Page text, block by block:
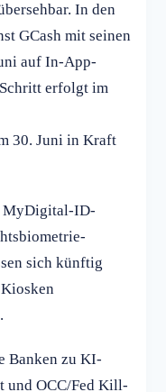
In den
GCash mit seinen
auf In-App-
erfolgt im
30. Juni in Kraft
MyDigital-ID-
sich künftig
Banken zu KI-
und OCC/Fed Kill-